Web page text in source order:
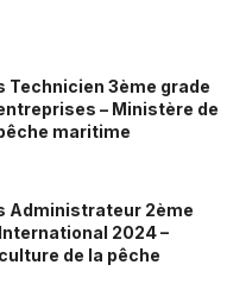
Technicien 3ème grade
– Ministère de
maritime
Administrateur 2ème
2024 –
de la pêche